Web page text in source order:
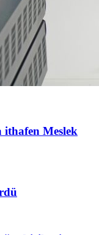
ithafen Meslek